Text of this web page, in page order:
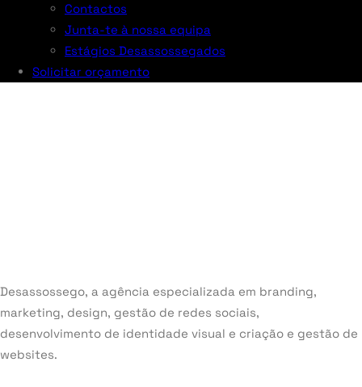
Contactos
Junta-te à nossa equipa
Estágios Desassossegados
Solicitar orçamento
Desassossego, a agência especializada em branding,
marketing, design, gestão de redes sociais,
desenvolvimento de identidade visual e criação e gestão de
websites.